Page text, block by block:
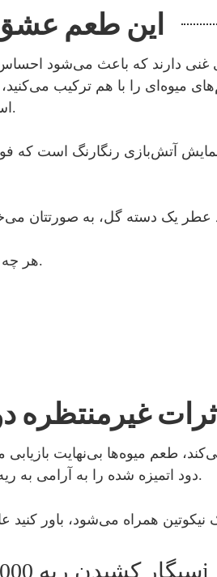
این طعم
میوه‌ای را با هم ترکیب
است که تجربه‌ای منحصر به فرد و شگفت‌انگیز را برای شما به ارمغان می‌آورد.
※ هر چه که بخواهید، می‌توانیم آن را با طعمی که دوست دارید، برایتان درست کنیم.
غیرمنتظره
دود اتمیزه شده را به آرامی به ریه‌های خود استنشاق می‌کنید و سپس میوه‌های مورد علاقه خود را حس می‌کنید.